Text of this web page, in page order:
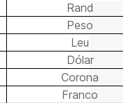
Rand
Peso
Leu
Dólar
Corona
Franco